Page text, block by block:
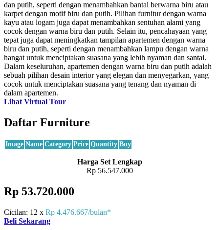
dan putih, seperti dengan menambahkan bantal berwarna biru atau
karpet dengan motif biru dan putih. Pilihan furnitur dengan warna
kayu atau logam juga dapat menambahkan sentuhan alami yang
cocok dengan warna biru dan putih. Selain itu, pencahayaan yang
tepat juga dapat meningkatkan tampilan apartemen dengan warna
biru dan putih, seperti dengan menambahkan lampu dengan warna
hangat untuk menciptakan suasana yang lebih nyaman dan santai.
Dalam keseluruhan, apartemen dengan warna biru dan putih adalah
sebuah pilihan desain interior yang elegan dan menyegarkan, yang
cocok untuk menciptakan suasana yang tenang dan nyaman di
dalam apartemen.
Lihat Virtual Tour
Daftar Furniture
Image Name Category Price Quantity Buy
Harga Set Lengkap
Rp 56.547.000
Rp 53.720.000
Cicilan: 12 x Rp 4.476.667/bulan*
Beli Sekarang